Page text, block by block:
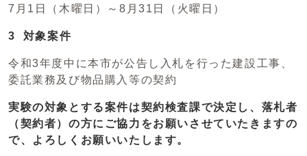
7月1日（木曜日）～8月31日（火曜日）
3 対象案件
令和3年度中に本市が公告し入札を行った建設工事、
委託業務及び物品購入等の契約
実験の対象とする案件は契約検査課で決定し、落札者
（契約者）の方にご協力をお願いさせていたきますの
で、よろしくお願いいたします。